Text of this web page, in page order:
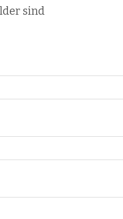
sind